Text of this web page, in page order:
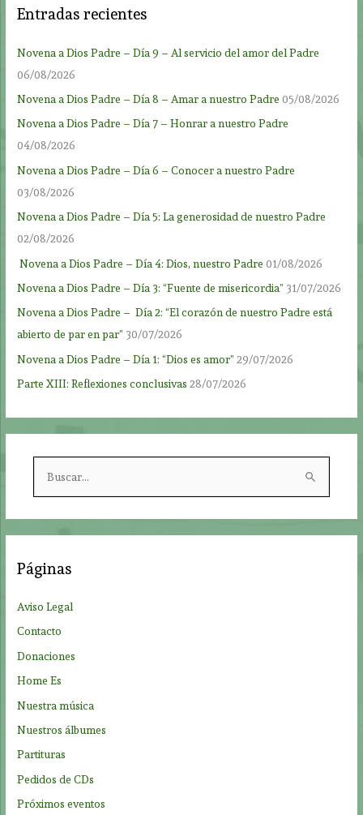
Entradas recientes
Novena a Dios Padre – Día 9 – Al servicio del amor del Padre
06/08/2026
Novena a Dios Padre – Día 8 – Amar a nuestro Padre 05/08/2026
Novena a Dios Padre – Día 7 – Honrar a nuestro Padre
04/08/2026
Novena a Dios Padre – Día 6 – Conocer a nuestro Padre
03/08/2026
Novena a Dios Padre – Día 5: La generosidad de nuestro Padre
02/08/2026
Novena a Dios Padre – Día 4: Dios, nuestro Padre 01/08/2026
Novena a Dios Padre – Día 3: “Fuente de misericordia” 31/07/2026
Novena a Dios Padre – Día 2: “El corazón de nuestro Padre está
abierto de par en par” 30/07/2026
Novena a Dios Padre – Día 1: “Dios es amor” 29/07/2026
Parte XIII: Reflexiones conclusivas 28/07/2026
c
r
:
Páginas
Aviso Legal
Contacto
Donaciones
Home Es
Nuestra música
Nuestros álbumes
Partituras
Pedidos de CDs
Próximos eventos